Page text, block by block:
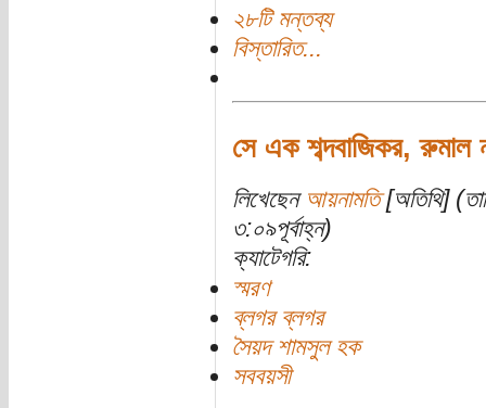
২৮টি মন্তব্য
বিস্তারিত...
সে এক শব্দবাজিকর, রুমাল
লিখেছেন আয়নামতি[অতিথি]
৩:০৯পূর্বাহ্ন)
ক্যাটেগরি:
স্মরণ
ব্লগর ব্লগর
সৈয়দ শামসুল হক
সববয়সী